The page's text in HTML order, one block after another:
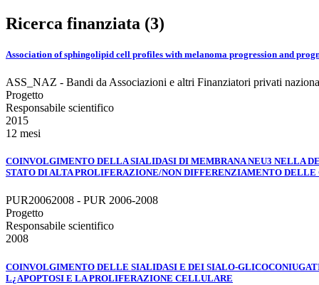
Ricerca finanziata (3)
Association of sphingolipid cell profiles with melanoma progression and
ASS_NAZ - Bandi da Associazioni e altri Finanziatori privati
Progetto
Responsabile scientifico
2015
12 mesi
COINVOLGIMENTO DELLA SIALIDASI DI MEMBRANA NEU3 NELLA
STATO DI ALTA PROLIFERAZIONE/NON DIFFERENZIAMENTO
PUR20062008 - PUR 2006-2008
Progetto
Responsabile scientifico
2008
COINVOLGIMENTO DELLE SIALIDASI E DEI SIALO-
L¿APOPTOSI E LA PROLIFERAZIONE CELLULARE